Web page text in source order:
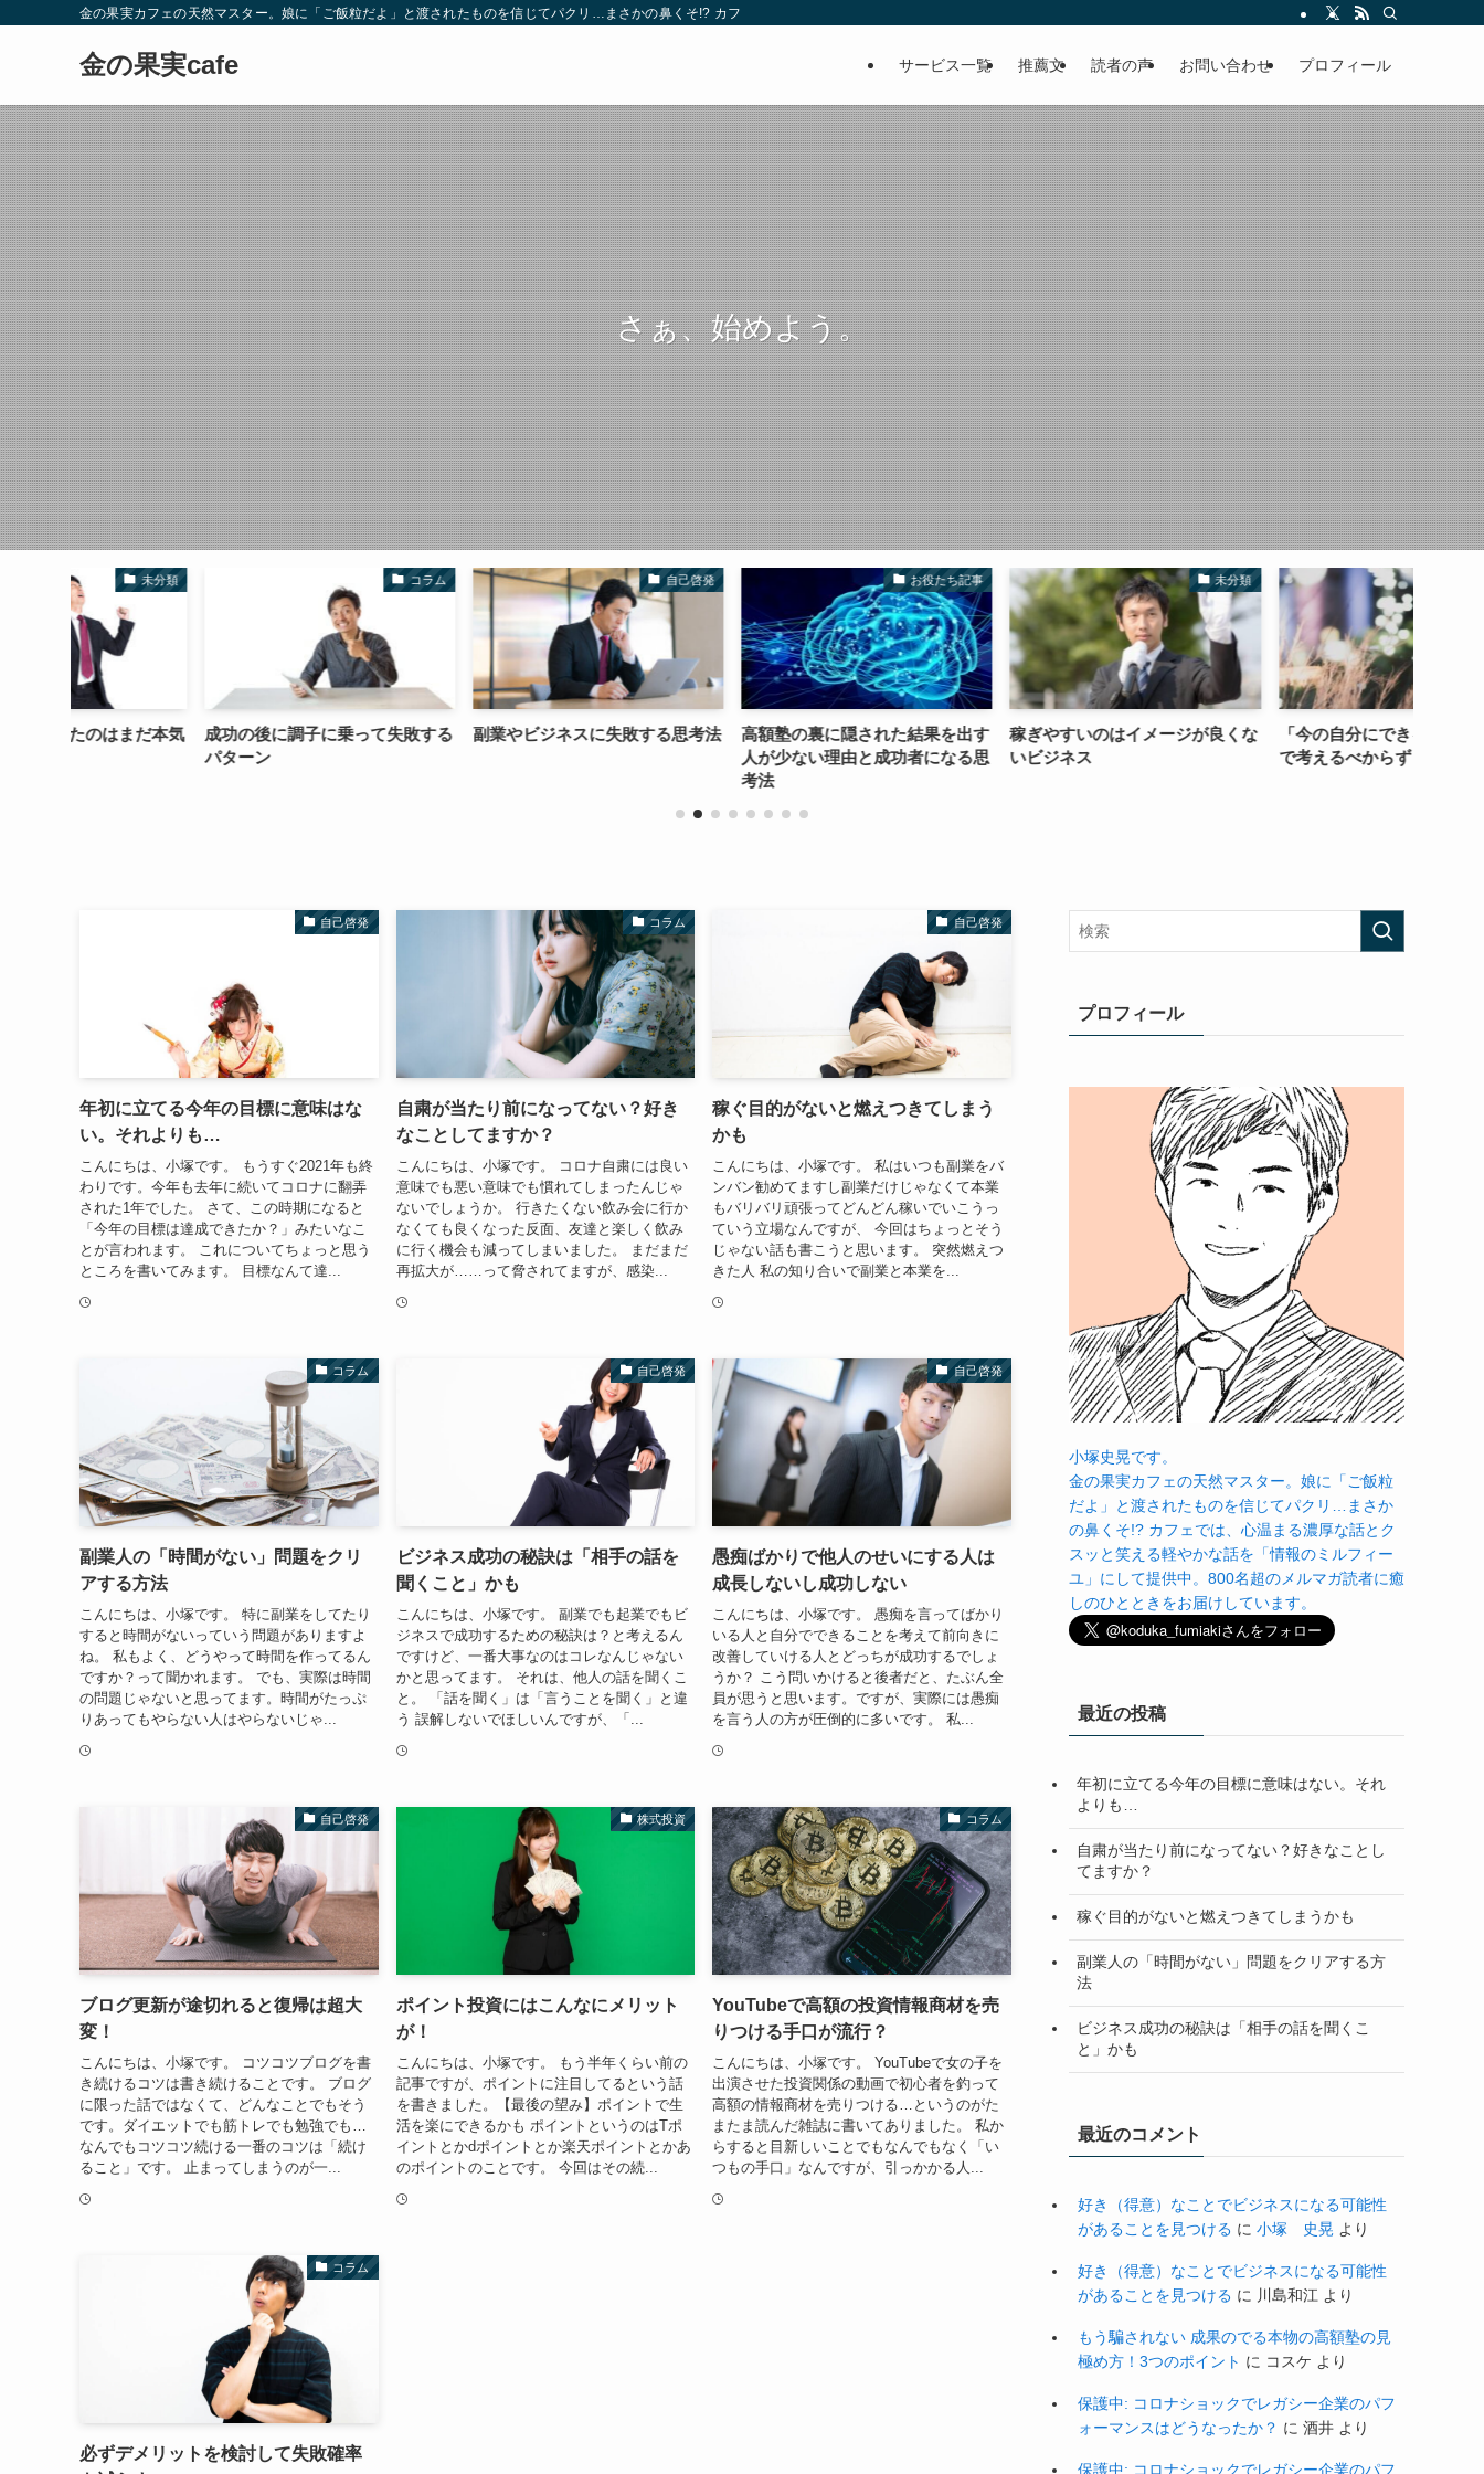
金の果実カフェの天然マスター。娘に「ご飯粒だよ」と渡されたものを信じてパクリ…まさかの鼻くそ!? カフェでは、心温まる濃厚な話とクスッと笑える軽やかな話を「情報のミルフィーユ」にして提供中。800名超のメルマガ読
金の果実cafe サービス一覧 推薦文 読者の声 お問い合わせ プロフィール
さぁ、始めよう。
成功の後に調子に乗って失敗する
自己啓発
副業やビジネスに失敗する思考法
高額塾の裏に隠された結果を出す
人が少ない理由と成功者になる思
未分類
稼ぎやすいのはイメージが良くな
いビジネス
コラム
「今の自分にできること」の範囲
で考えるべからず
自己啓発
年初に立てる今年の目標に意味はな
い。それよりも…
こんにちは、小塚です。 もうすぐ2021年も終
わりです。今年も去年に続いてコロナに翻弄
された1年でした。 さて、この時期になると
「今年の目標は達成できたか？」みたいなこ
とが言われます。 これについてちょっと思う
ところを書いてみます。 目標なんて達...
コラム
自粛が当たり前になってない？好き
なことしてますか？
こんにちは、小塚です。 コロナ自粛には良い
意味でも悪い意味でも慣れてしまったんじゃ
ないでしょうか。 行きたくない飲み会に行か
なくても良くなった反面、友達と楽しく飲み
に行く機会も減ってしまいました。 まだまだ
再拡大が……って脅されてますが、感染...
自己啓発
稼ぐ目的がないと燃えつきてしまう
かも
こんにちは、小塚です。 私はいつも副業をバ
ンバン勧めてますし副業だけじゃなくて本業
もバリバリ頑張ってどんどん稼いでいこうっ
ていう立場なんですが、 今回はちょっとそう
じゃない話も書こうと思います。 突然燃えつ
きた人 私の知り合いで副業と本業を...
コラム
副業人の「時間がない」問題をクリ
アする方法
こんにちは、小塚です。 特に副業をしてたり
すると時間がないっていう問題がありますよ
ね。 私もよく、どうやって時間を作ってるん
ですか？って聞かれます。 でも、実際は時間
の問題じゃないと思ってます。時間がたっぷ
りあってもやらない人はやらないじゃ...
自己啓発
ビジネス成功の秘訣は「相手の話を
聞くこと」かも
こんにちは、小塚です。 副業でも起業でもビ
ジネスで成功するための秘訣は？と考えるん
ですけど、一番大事なのはコレなんじゃない
かと思ってます。 それは、他人の話を聞くこ
と。 「話を聞く」は「言うことを聞く」と違
う 誤解しないでほしいんですが、「...
自己啓発
愚痴ばかりで他人のせいにする人は
成長しないし成功しない
こんにちは、小塚です。 愚痴を言ってばかり
いる人と自分でできることを考えて前向きに
改善していける人とどっちが成功するでしょ
うか？ こう問いかけると後者だと、たぶん全
員が思うと思います。ですが、実際には愚痴
を言う人の方が圧倒的に多いです。 私...
自己啓発
ブログ更新が途切れると復帰は超大
変！
こんにちは、小塚です。 コツコツブログを書
き続けるコツは書き続けることです。 ブログ
に限った話ではなくて、どんなことでもそう
です。ダイエットでも筋トレでも勉強でも…
なんでもコツコツ続ける一番のコツは「続け
ること」です。 止まってしまうのが一...
株式投資
ポイント投資にはこんなにメリット
が！
こんにちは、小塚です。 もう半年くらい前の
記事ですが、ポイントに注目してるという話
を書きました。【最後の望み】ポイントで生
活を楽にできるかも ポイントというのはTポ
イントとかdポイントとか楽天ポイントとかあ
のポイントのことです。 今回はその続...
コラム
YouTubeで高額の投資情報商材を売
りつける手口が流行？
こんにちは、小塚です。 YouTubeで女の子を
出演させた投資関係の動画で初心者を釣って
高額の情報商材を売りつける…というのがた
またま読んだ雑誌に書いてありました。 私か
らすると目新しいことでもなんでもなく「い
つもの手口」なんですが、引っかかる人...
コラム
必ずデメリットを検討して失敗確率
プロフィール
小塚史晃です。
金の果実カフェの天然マスター。娘に「ご飯粒
だよ」と渡されたものを信じてパクリ…まさか
の鼻くそ!? カフェでは、心温まる濃厚な話とク
スッと笑える軽やかな話を「情報のミルフィー
ユ」にして提供中。800名超のメルマガ読者に癒
しのひとときをお届けしています。
最近の投稿
年初に立てる今年の目標に意味はない。それ
よりも…
自粛が当たり前になってない？好きなことし
てますか？
稼ぐ目的がないと燃えつきてしまうかも
副業人の「時間がない」問題をクリアする方
法
ビジネス成功の秘訣は「相手の話を聞くこ
と」かも
最近のコメント
好き（得意）なことでビジネスになる可能性
があることを見つける に 小塚 史晃 より
好き（得意）なことでビジネスになる可能性
があることを見つける に 川島和江 より
もう騙されない 成果のでる本物の高額塾の見
極め方！3つのポイント に コスケ より
保護中: コロナショックでレガシー企業のパフ
ォーマンスはどうなったか？ に 酒井 より
保護中: コロナショックでレガシー企業のパフ